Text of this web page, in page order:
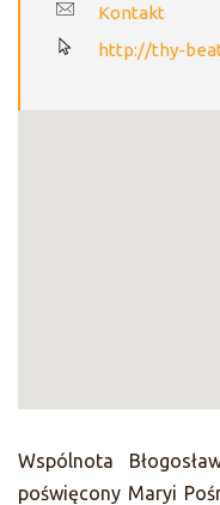
Kontakt
http://thy-
Wspólnota
poświęcony Maryi